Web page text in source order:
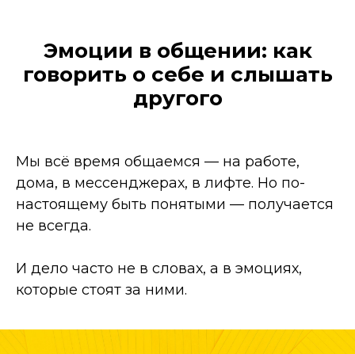
Эмоции в общении: как
говорить о себе и слышать
другого
Мы всё время общаемся — на работе,
дома, в мессенджерах, в лифте. Но по-
настоящему быть понятыми — получается
не всегда.
И дело часто не в словах, а в эмоциях,
которые стоят за ними.